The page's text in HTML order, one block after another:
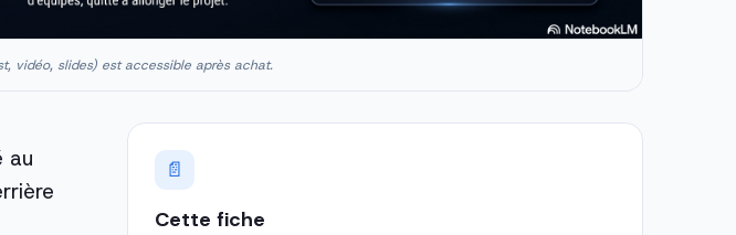
vidéo, slides) est accessible après achat.
au
📄
Cette fiche